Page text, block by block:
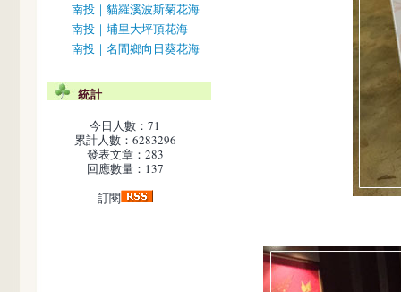
南投｜貓羅溪波斯菊花海
南投｜埔里大坪頂花海
南投｜名間鄉向日葵花海
統計
今日人數：71
累計人數：6283296
發表文章：283
回應數量：137
訂閱